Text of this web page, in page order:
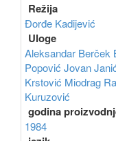
Režija
Đorđe Kadijević
Uloge
Aleksandar Berček
Popović Jovan
Krstović Miodrag
Kuruzović
godina
1984